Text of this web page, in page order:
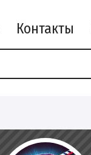
Контакты